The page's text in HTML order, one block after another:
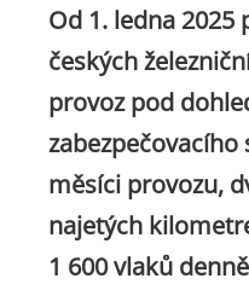
Od 1. ledna
českých
provoz pod
zabezpečovacího
měsíci provozu,
najetých
1 600 vlaků